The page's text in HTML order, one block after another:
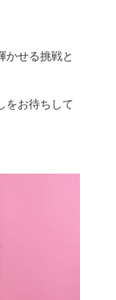
かせる挑戦と
をお待ちして